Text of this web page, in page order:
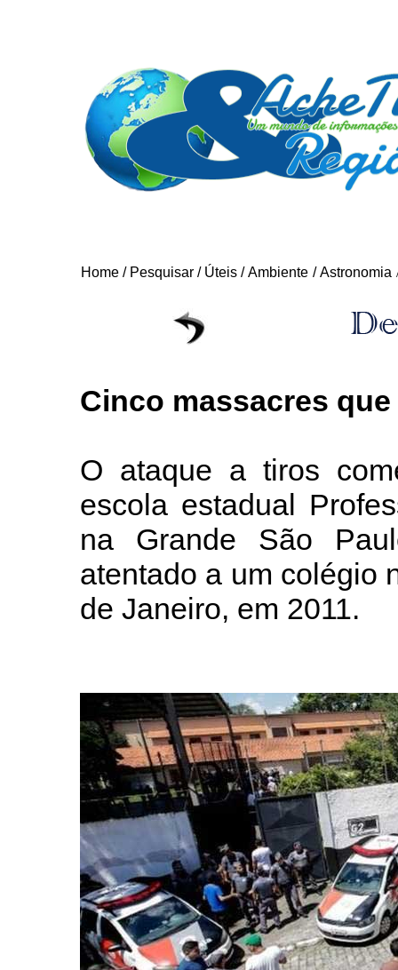
Home / Pesquisar / Úteis /Ambiente /Astronomia
Cinco massacres
O ataque a tiros
escola estadual
na Grande São
atentado a um colégio
de Janeiro, em 2011.